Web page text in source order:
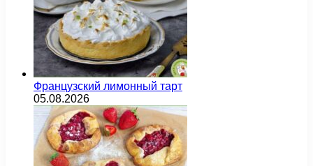
Французский лимонный тарт
05.08.2026